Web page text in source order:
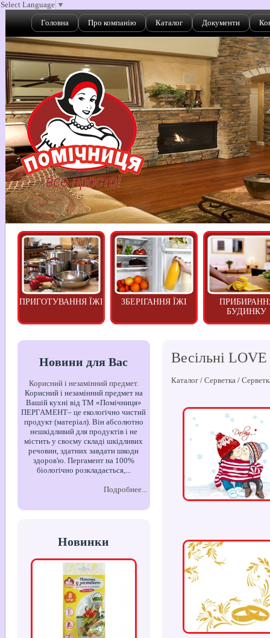
Select Language ▼
Головна
Про компанію Каталог Документи
ПРИГОТУВАННЯ ЇЖІ ЗБЕРІГАННЯ ЇЖІ
БУДИНКУ
Новини для Вас
Корисний і незамінний предмет.
Корисний і незамінний предмет на
Вашій кухні від ТМ «Помічниця»
ПЕРГАМЕНТ– це екологічно чистий
продукт (матеріал). Він абсолютно
нешкідливий для продуктів і не
містить у своєму складі шкідливих
речовин, здатних завдати шкоди
здоров'ю. Пергамент на 100%
біологічно розкладається,...
Подробнее...
Новинки
Весільні LOVE
Каталог/ Серветка/